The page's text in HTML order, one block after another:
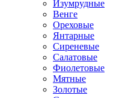
Изумрудные
Венге
Ореховые
Янтарные
Сиреневые
Салатовые
Фиолетовые
Мятные
Золотые